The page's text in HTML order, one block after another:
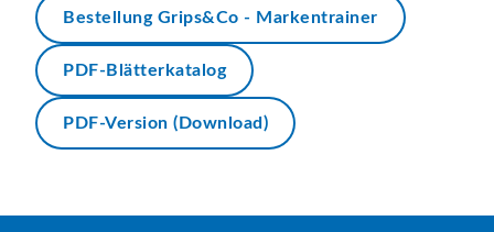
Bestellung Grips&Co - Markentrainer
PDF-Blätterkatalog
PDF-Version (Download)